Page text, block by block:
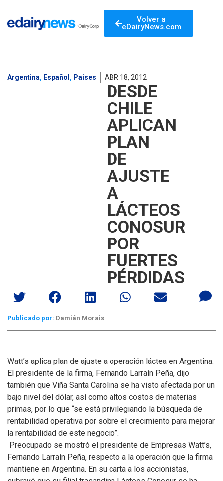
Volver a
eDairyNews.com
Argentina, Español , Paises ABR 18, 2012
DESDE
CHILE
APLICAN
PLAN
DE
AJUSTE
A
LÁCTEOS
CONOSUR
POR
FUERTES
PÉRDIDAS
Publicado por: Damián Morais
Watt’s aplica plan de ajuste a operación láctea en Argentina.
El presidente de la firma, Fernando Larraín Peña, dijo
también que Viña Santa Carolina se ha visto afectada por un
bajo nivel del dólar, así como altos costos de materias
primas, por lo que “se está privilegiando la búsqueda de
rentabilidad operativa por sobre el crecimiento para mejorar
la rentabilidad de este negocio”.
Preocupado se mostró el presidente de Empresas Watt’s,
Fernando Larraín Peña, respecto a la operación que la firma
mantiene en Argentina. En su carta a los accionistas,